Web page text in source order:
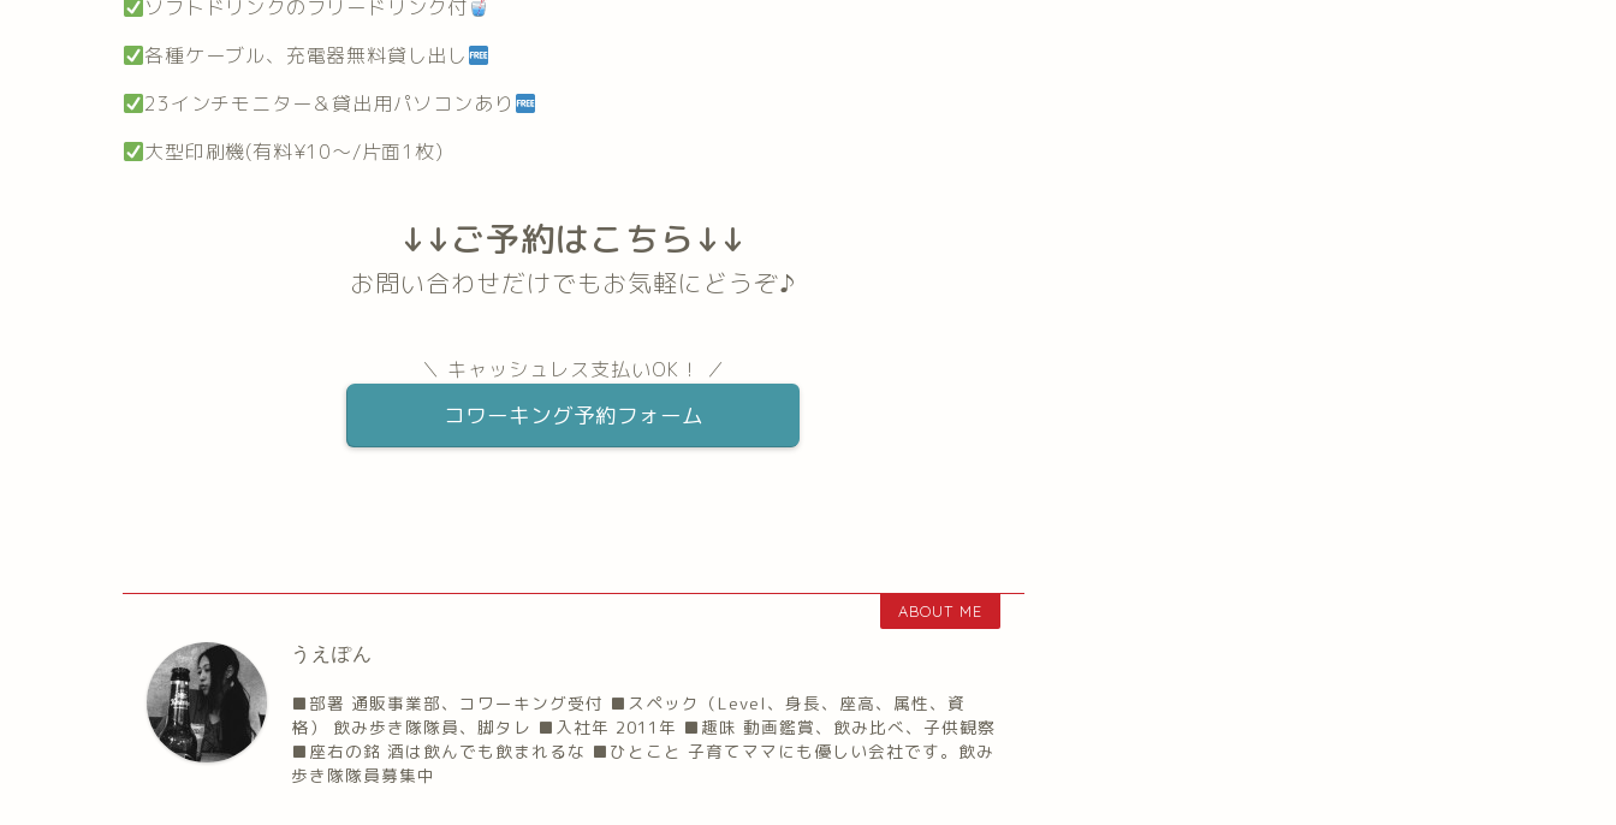
ソフトドリンクのフリードリンク付
各種ケーブル、充電器無料貸し出し
23インチモニター＆貸出用パソコンあり
大型印刷機(有料¥10～/片面1枚)
↓↓ご予約はこちら↓↓
お問い合わせだけでもお気軽にどうぞ♪
＼ キャッシュレス支払いOK！ ／
コワーキング予約フォーム
ABOUT ME
うえぽん
■部署 通販事業部、コワーキング受付 ■スペック（Level、身長、座高、属性、資
格） 飲み歩き隊隊員、脚タレ ■入社年 2011年 ■趣味 動画鑑賞、飲み比べ、子供観察
■座右の銘 酒は飲んでも飲まれるな ■ひとこと 子育てママにも優しい会社です。飲み
歩き隊隊員募集中